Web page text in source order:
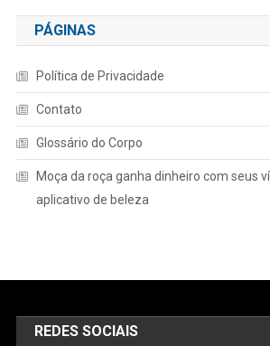
PÁGINAS
Política de Privacidade
Contato
Glossário do Corpo
Moça da roça ganha dinheiro com seus
aplicativo de beleza
REDES SOCIAIS